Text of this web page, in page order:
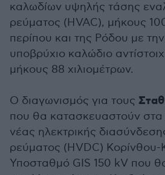
καλωδίων υψηλής τάσης
ρεύματος (HVAC), μήκους
περίπου και της Ρόδου με
υποβρύχιο καλώδιο
μήκους 88 χιλιομέτρων.
Ο διαγωνισμός για τους
που θα κατασκευαστούν
νέας ηλεκτρικής
ρεύματος (HVDC) Κορίνθου-
Υποσταθμό GIS 150 kV που